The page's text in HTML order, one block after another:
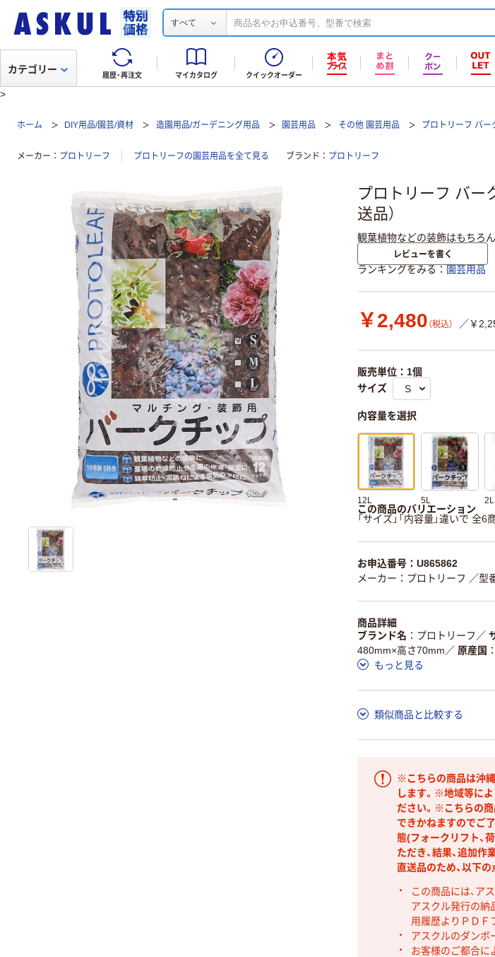
すべて
履歴・再注文 マイカタログ クイックオーダー
カテゴリー
>
ホーム DIY用品/園芸/資材 造園用品/ガーデニング用品 園芸用品 その他 園芸用品 プロトリーフ バー
メーカー プロトリーフ プロトリーフの園芸用品を全て見る ブランド プロトリーフ
プロトリーフ バー
送品）
観葉植物などの装飾はもちろ
レビューを書く
ランキングをみる 園芸用品
￥2,480 （税込） ／￥
販売単位：1個
サイズ
内容量を選択
12L 5L 2L
この商品のバリエーション
「サイズ」「内容量」違いで 全6
お申込番号：U865862
メーカー：プロトリーフ ／型
商品詳細
ブランド名
プロトリーフ ／
480mm×高さ70mm ／ 原産国
もっと見る
類似商品と比較する
※こちらの商品は沖縄
します。※地域等に
ださい。※こちらの商
できかねますのでご
態(フォークリフト、
ただき、結果、追加作
直送品のため、以下の
この商品には、ア
アスクル発行の納
用履歴よりＰＤＦ
アスクルのダンボ
お客様のご都合に